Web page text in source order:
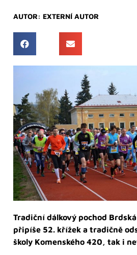
AUTOR: EXTERNÍ AUTOR
Tradiční dálkový pochod
připíše 52. křížek a tradičně
školy Komenského 420, tak i